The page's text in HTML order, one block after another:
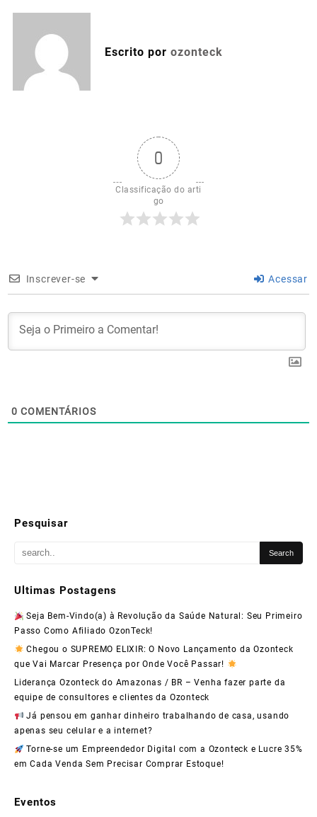
Escrito por ozonteck
0
Classificação do arti
go
Inscrever-se Acessar
0 COMENTÁRIOS
Pesquisar
Ultimas Postagens
Seja Bem-Vindo(a) à Revolução da Saúde Natural: Seu Primeiro
Passo Como Afiliado OzonTeck!
Chegou o SUPREMO ELIXIR: O Novo Lançamento da Ozonteck
que Vai Marcar Presença por Onde Você Passar!
Liderança Ozonteck do Amazonas / BR – Venha fazer parte da
equipe de consultores e clientes da Ozonteck
Já pensou em ganhar dinheiro trabalhando de casa, usando
apenas seu celular e a internet?
Torne-se um Empreendedor Digital com a Ozonteck e Lucre 35%
em Cada Venda Sem Precisar Comprar Estoque!
Eventos